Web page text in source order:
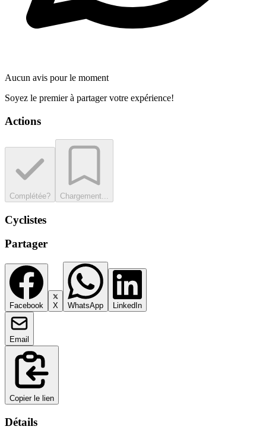
Aucun avis pour le moment
Soyez le premier à partager votre expérience!
Actions
Complétée? Chargement...
Cyclistes
Partager
Facebook X WhatsApp LinkedIn
Email
Copier le lien
Détails